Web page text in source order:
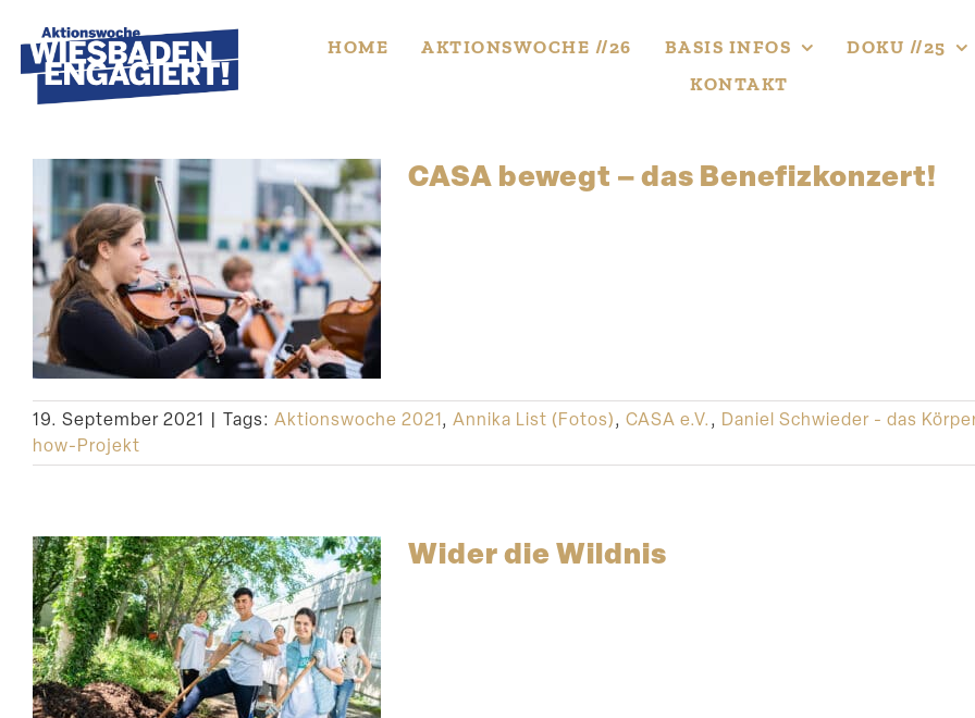
to
content
HOME AKTIONS­WOCHE //26 BASIS INFOS DOKU //25
KONTAKT
CASA bewegt – das Benefizkonzert!
19. September 2021 | Tags: Aktionswoche 2021, Annika List (Fotos), CASA e.V., Daniel Schwieder - das
how-Projekt
Wider die Wildnis